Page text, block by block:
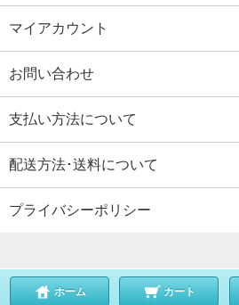
マイアカウント
お問い合わせ
支払い方法について
配送方法･送料について
プライバシーポリシー
ホーム カート